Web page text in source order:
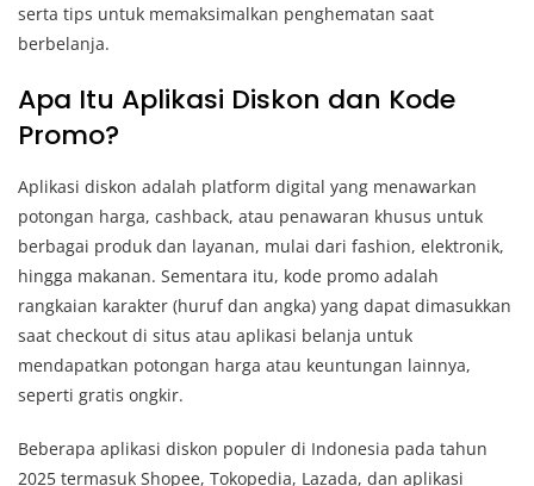
serta tips untuk memaksimalkan penghematan saat
berbelanja.
Apa Itu Aplikasi Diskon dan Kode
Promo?
Aplikasi diskon adalah platform digital yang menawarkan
potongan harga, cashback, atau penawaran khusus untuk
berbagai produk dan layanan, mulai dari fashion, elektronik,
hingga makanan. Sementara itu, kode promo adalah
rangkaian karakter (huruf dan angka) yang dapat dimasukkan
saat checkout di situs atau aplikasi belanja untuk
mendapatkan potongan harga atau keuntungan lainnya,
seperti gratis ongkir.
Beberapa aplikasi diskon populer di Indonesia pada tahun
2025 termasuk Shopee, Tokopedia, Lazada, dan aplikasi